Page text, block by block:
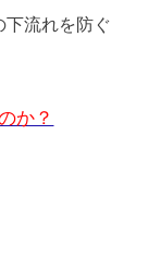
下流れを防ぐ
か？